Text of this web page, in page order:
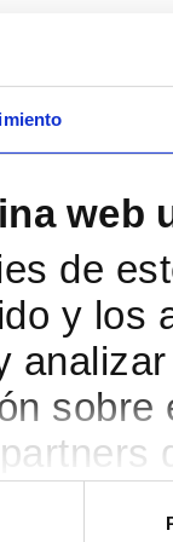
web
de
y los
sobre